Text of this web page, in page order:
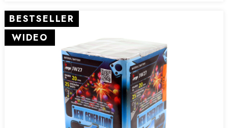
BESTSELLER
WIDEO